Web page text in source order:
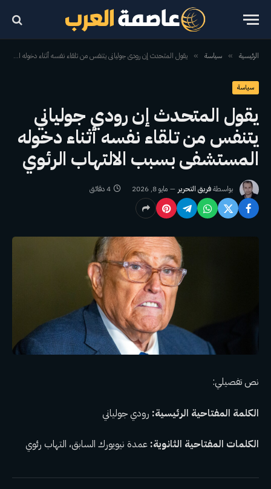
الرئيسية » سياسة » يقول المتحدث إن رودي جولياني يتنفس من تلقاء نفسه أثناء دخوله المستشفى بسبب الالتهاب الرئوي
سياسة
يقول المتحدث إن رودي جولياني
يتنفس من تلقاء نفسه أثناء دخوله
المستشفى بسبب الالتهاب الرئوي
بواسطةفريق التحرير مايو 8, 2026 4 دقائق
نص تفصيلي:
الكلمة المفتاحية الرئيسية: رودي جولياني
الكلمات المفتاحية الثانوية: عمدة نيويورك السابق، التهاب رئوي